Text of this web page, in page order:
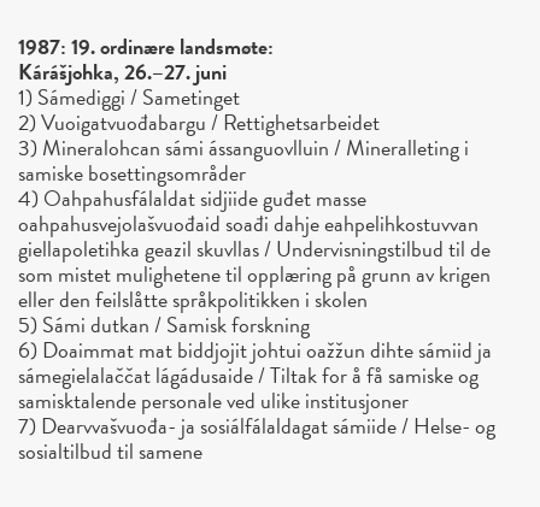
1987: 19. ordinære landsmøte:
Kárášjohka, 26.–27. juni
1) Sámediggi / Sametinget
2) Vuoigatvuođabargu / Rettighetsarbeidet
3) Mineralohcan sámi ássanguovlluin / Mineralleting i
samiske bosettingsområder
4) Oahpahusfálaldat sidjiide guđet masse
oahpahusvejolašvuođaid soađi dahje eahpelihkostuvvan
giellapoletihka geazil skuvllas / Undervisningstilbud til de
som mistet mulighetene til opplæring på grunn av krigen
eller den feilslåtte språkpolitikken i skolen
5) Sámi dutkan / Samisk forskning
6) Doaimmat mat biddjojit johtui oažžun dihte sámiid ja
sámegielalaččat lágádusaide / Tiltak for å få samiske og
samisktalende personale ved ulike institusjoner
7) Dearvvašvuođa- ja sosiálfálaldagat sámiide / Helse- og
sosialtilbud til samene